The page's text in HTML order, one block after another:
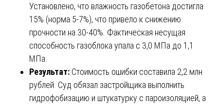
Установлено, что влажность газобетона достигла
15% (норма 5-7%), что привело к снижению
прочности на 30-40%. Фактическая несущая
способность газоблока упала с 3,0 МПа до 1,1
МПа.
Результат: Стоимость ошибки составила 2,2 млн
рублей. Суд обязал застройщика выполнить
гидрофобизацию и штукатурку с пароизоляцией, а